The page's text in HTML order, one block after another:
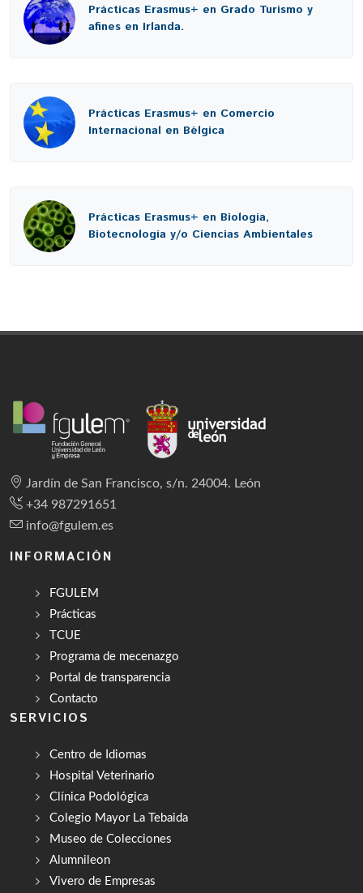
Prácticas Erasmus+ en Grado Turismo y
afines en Irlanda.
Prácticas Erasmus+ en Comercio
Internacional en Bélgica
Prácticas Erasmus+ en Biología,
Biotecnología y/o Ciencias Ambientales
Jardín de San Francisco, s/n. 24004. León
+34 987291651
info@fgulem.es
INFORMACIÓN
FGULEM
Prácticas
TCUE
Programa de mecenazgo
Portal de transparencia
Contacto
SERVICIOS
Centro de Idiomas
Hospital Veterinario
Clínica Podológica
Colegio Mayor La Tebaida
Museo de Colecciones
Alumnileon
Vivero de Empresas